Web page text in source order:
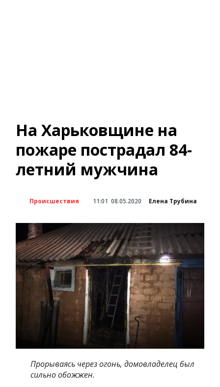
На Харьковщине на
пожаре пострадал 84-
летний мужчина
Происшествия 11:01 08.05.2020 Елена Трубина
Прорываясь через огонь, домовладелец был
сильно обожжен.